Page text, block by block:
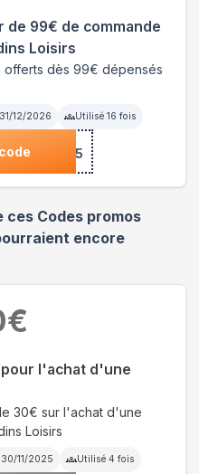
de 99€ de commande
Loisirs
offerts dès 99€ dépensés
31/12/2026 Utilisé 16 fois
***T2025
ces Codes promos
encore
l'achat d'une
30€ sur l'achat d'une
Loisirs
30/11/2025 Utilisé 4 fois
€